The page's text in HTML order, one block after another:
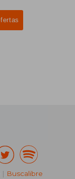
| Buscalibre